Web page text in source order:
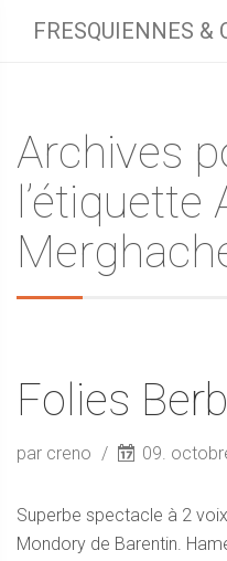
FRESQUIENNES &
Archives
l’étiquette
Folies
par creno 09.
Superbe spectacle à 2
Mondory de Barentin.